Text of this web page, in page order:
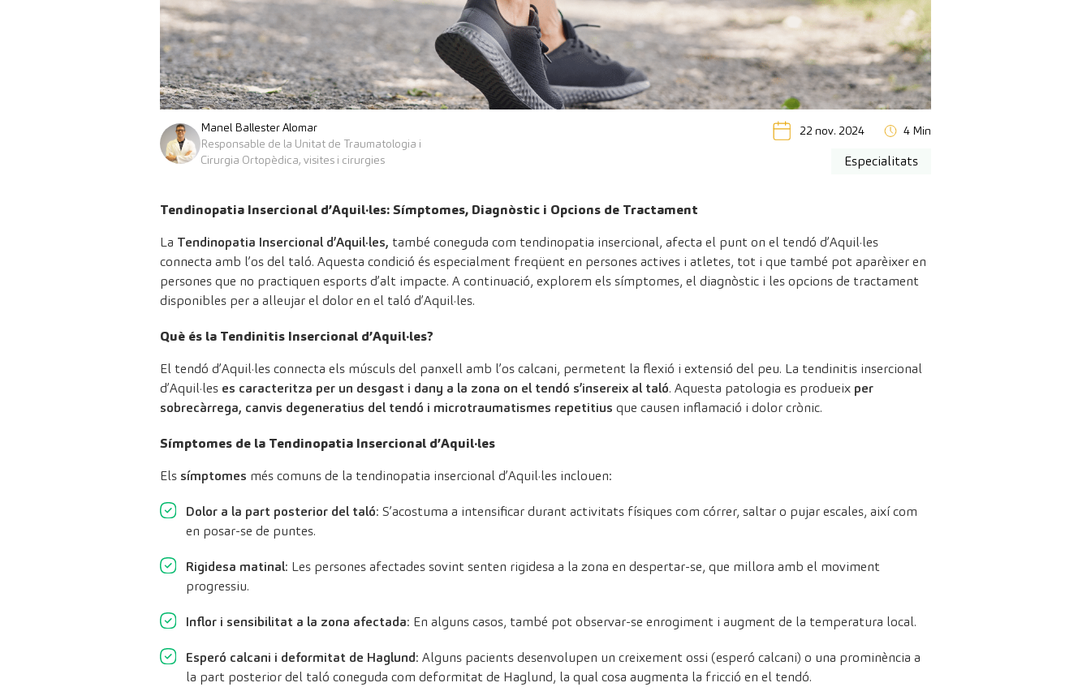
Manel Ballester Alomar
Responsable de la Unitat de Traumatologia i
Cirurgia Ortopèdica, visites i cirurgies
22 nov. 2024 4 Min
Especialitats
Tendinopatia Insercional d’Aquil·les: Símptomes, Diagnòstic i Opcions de Tractament
La Tendinopatia Insercional d’Aquil·les, també coneguda com tendinopatia insercional, afecta el punt on el tendó d’Aquil·les
connecta amb l’os del taló. Aquesta condició és especialment freqüent en persones actives i atletes, tot i que també pot aparèixer en
persones que no practiquen esports d’alt impacte. A continuació, explorem els símptomes, el diagnòstic i les opcions de tractament
disponibles per a alleujar el dolor en el taló d’Aquil·les.
Què és la Tendinitis Insercional d’Aquil·les?
El tendó d’Aquil·les connecta els músculs del panxell amb l’os calcani, permetent la flexió i extensió del peu. La tendinitis insercional
d’Aquil·les es caracteritza per un desgast i dany a la zona on el tendó s’insereix al taló. Aquesta patologia es produeix per
sobrecàrrega, canvis degeneratius del tendó i microtraumatismes repetitius que causen inflamació i dolor crònic.
Símptomes de la Tendinopatia Insercional d’Aquil·les
Els símptomes més comuns de la tendinopatia insercional d’Aquil·les inclouen:
Dolor a la part posterior del taló: S’acostuma a intensificar durant activitats físiques com córrer, saltar o pujar escales, així com
en posar-se de puntes.
Rigidesa matinal: Les persones afectades sovint senten rigidesa a la zona en despertar-se, que millora amb el moviment
progressiu.
Inflor i sensibilitat a la zona afectada: En alguns casos, també pot observar-se enrogiment i augment de la temperatura local.
Esperó calcani i deformitat de Haglund: Alguns pacients desenvolupen un creixement ossi (esperó calcani) o una prominència a
la part posterior del taló coneguda com deformitat de Haglund, la qual cosa augmenta la fricció en el tendó.